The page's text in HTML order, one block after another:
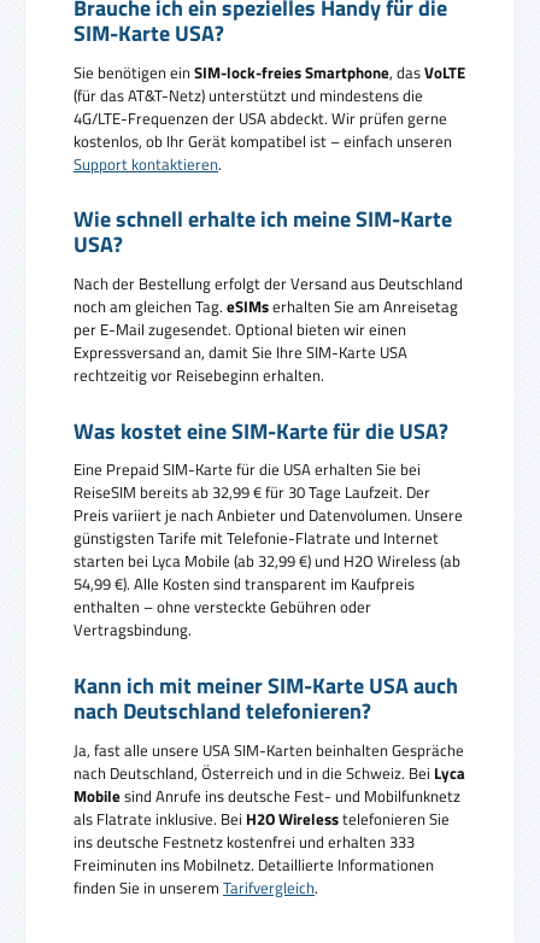
Brauche ich ein spezielles Handy für die
SIM-Karte USA?
Sie benötigen einSIM-lock-freies Smartphone, dasVoLTE
(für das AT&T-Netz) unterstützt und mindestens die
4G/LTE-Frequenzen der USA abdeckt. Wir prüfen gerne
kostenlos, ob Ihr Gerät kompatibel ist – einfach unseren
Support kontaktieren.
Wie schnell erhalte ich meine SIM-Karte
USA?
Nach der Bestellung erfolgt der Versand aus Deutschland
noch am gleichen Tag. eSIMserhalten Sie am Anreisetag
per E-Mail zugesendet. Optional bieten wir einen
Expressversand an, damit Sie Ihre SIM-Karte USA
rechtzeitig vor Reisebeginn erhalten.
Was kostet eine SIM-Karte für die USA?
Eine Prepaid SIM-Karte für die USA erhalten Sie bei
ReiseSIM bereits ab 32,99 € für 30 Tage Laufzeit. Der
Preis variiert je nach Anbieter und Datenvolumen. Unsere
günstigsten Tarife mit Telefonie-Flatrate und Internet
starten bei Lyca Mobile (ab 32,99 €) und H2O Wireless (ab
54,99 €). Alle Kosten sind transparent im Kaufpreis
enthalten – ohne versteckte Gebühren oder
Vertragsbindung.
Kann ich mit meiner SIM-Karte USA auch
nach Deutschland telefonieren?
Ja, fast alle unsere USA SIM-Karten beinhalten Gespräche
nach Deutschland, Österreich und in die Schweiz. Bei Lyca
Mobilesind Anrufe ins deutsche Fest- und Mobilfunknetz
als Flatrate inklusive. Bei H2O Wirelesstelefonieren Sie
ins deutsche Festnetz kostenfrei und erhalten 333
Freiminuten ins Mobilnetz. Detaillierte Informationen
finden Sie in unserem Tarifvergleich.